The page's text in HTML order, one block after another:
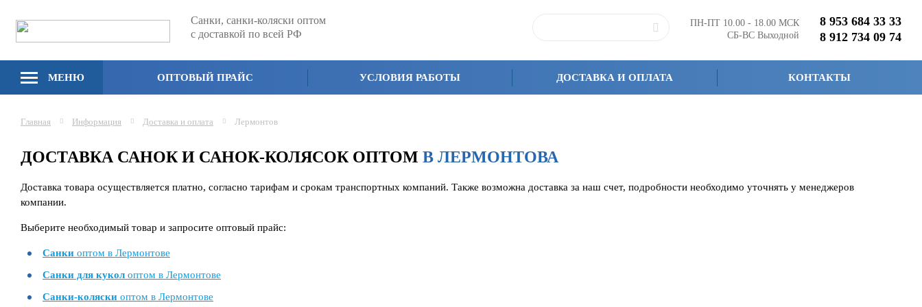
Санки, санки-коляски оптом
с доставкой по всей РФ
ПН-ПТ 10.00 - 18.00 МСК
СБ-ВС Выходной
8 953 684 33 33
8 912 734 09 74
МЕНЮ ОПТОВЫЙ ПРАЙС УСЛОВИЯ РАБОТЫ ДОСТАВКА И ОПЛАТА КОНТАКТЫ
Главная Информация Доставка и оплата Лермонтов
ДОСТАВКА САНОК И САНОК-КОЛЯСОК ОПТОМ В ЛЕРМОНТОВА
Доставка товара осуществляется платно, согласно тарифам и срокам транспортных компаний. Также возможна доставка за наш счет, подробности необходимо уточнять у менеджеров
компании.
Выберите необходимый товар и запросите оптовый прайс:
Санки оптом в Лермонтове
Санки для кукол оптом в Лермонтове
Санки-коляски оптом в Лермонтове